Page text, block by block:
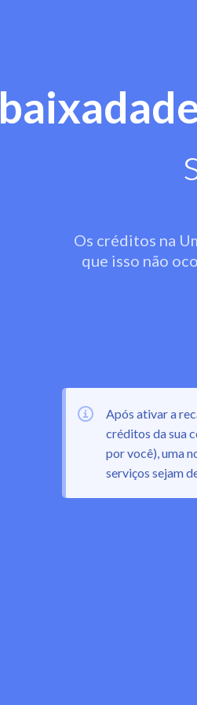
Os créditos na
que isso não
Após ativar a
créditos da sua
por você), uma
serviços sejam